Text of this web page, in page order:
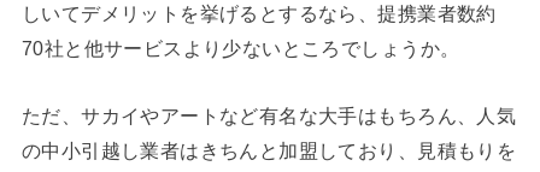
しいてデメリットを挙げるとするなら、提携業者数約
70社と他サービスより少ないところでしょうか。
ただ、サカイやアートなど有名な大手はもちろん、人気
の中小引越し業者はきちんと加盟しており、見積もりを